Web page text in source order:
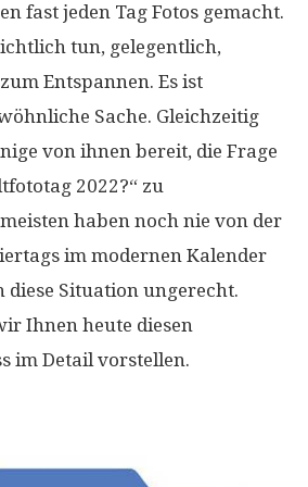
fast jeden Tag Fotos gemacht.
tun, gelegentlich,
Entspannen. Es ist
Sache. Gleichzeitig
von ihnen bereit, die Frage
2022?“ zu
haben noch nie von der
im modernen Kalender
diese Situation ungerecht.
Ihnen heute diesen
im Detail vorstellen.